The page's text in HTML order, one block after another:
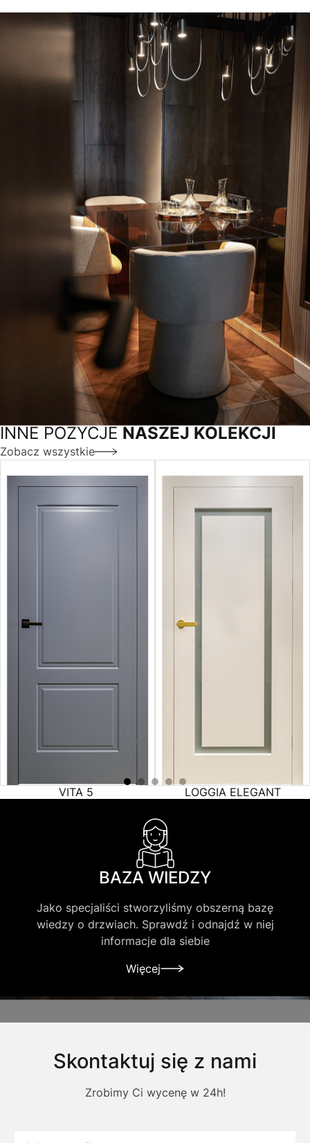
INNE POZYCJE NASZEJ KOLEKCJI
Zobacz wszystkie
VITA 5 LOGGIA ELEGANT
BAZA WIEDZY
Jako specjaliści stworzyliśmy obszerną bazę
wiedzy o drzwiach. Sprawdź i odnajdź w niej
informacje dla siebie
Więcej
Skontaktuj się z nami
Zrobimy Ci wycenę w 24h!